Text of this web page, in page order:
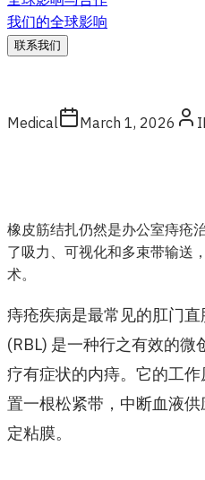
我们的全球影响
联系我们
Medical March 1, 2026
橡皮筋结扎仍然是办公室痔疮
了吸力、可视化和多束带输送
术。
痔疮疾病是最常见的肛门
(RBL) 是一种行之有效的
疗有症状的内痔。它的工
置一根松紧带，中断血液
定粘膜。